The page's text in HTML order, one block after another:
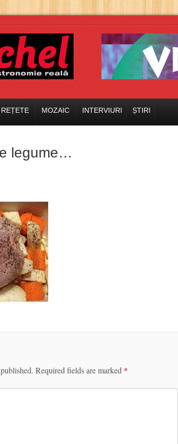
REȚETE MOZAIC INTERVIURI ȘTIRI
legume…
Required fields are marked *